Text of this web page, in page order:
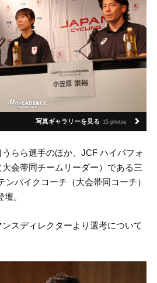
写真ギャラリーを見る 15 photos
らら選手のほか、JCF ハイパフォ
会帯同チームリーダー）である三
バイクコーチ（大会帯同コーチ）
。
スディレクターより選考について